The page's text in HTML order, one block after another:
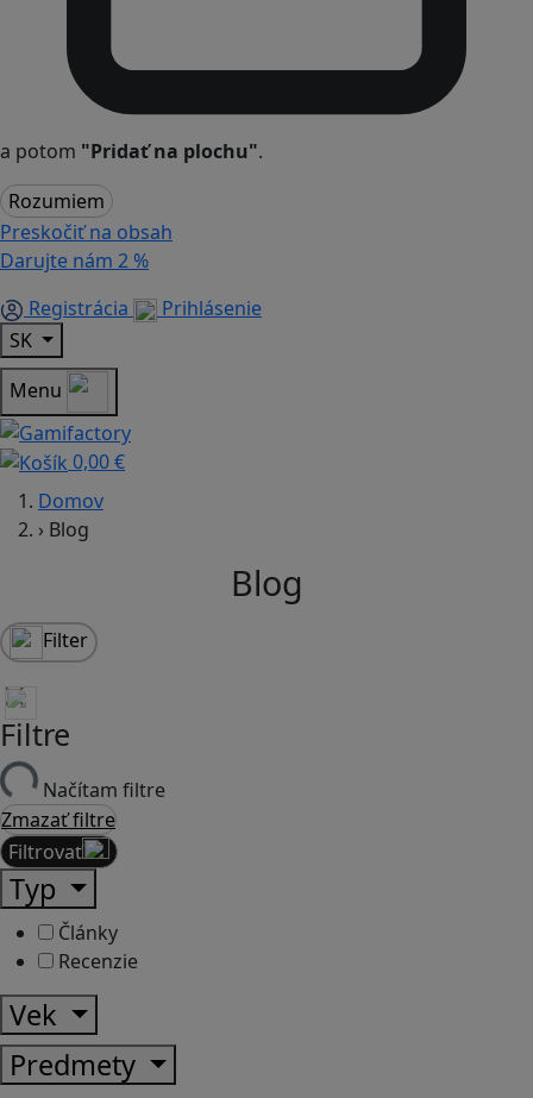
a potom "Pridať na plochu".
Rozumiem
Preskočiť na obsah
Darujte nám 2 %
Registrácia
Prihlásenie
SK
Menu
0,00 €
Domov
› Blog
Blog
Filter
Filtre
Načítam filtre
Zmazať filtre
Filtrovať
Typ
Články
Recenzie
Vek
Predmety